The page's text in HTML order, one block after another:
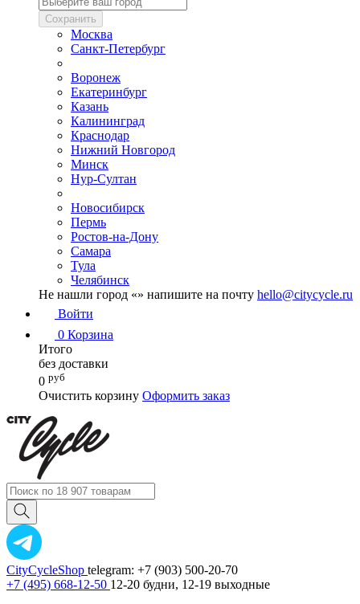
Сохранить
Москва
Санкт-Петербург
Воронеж
Екатеринбург
Казань
Калининград
Краснодар
Нижний Новгород
Минск
Нур-Султан
Новосибирск
Пермь
Ростов-на-Дону
Самара
Тула
Челябинск
Не нашли город «» напишите на почту hello@citycycle.ru
Войти
0 Корзина
Итого
без доставки
0 руб
Очистить корзину Оформить заказ
CityCycleShop telegram: +7 (903) 500-20-70
+7 (495) 668-12-50 12-20 будни, 12-19 выходные